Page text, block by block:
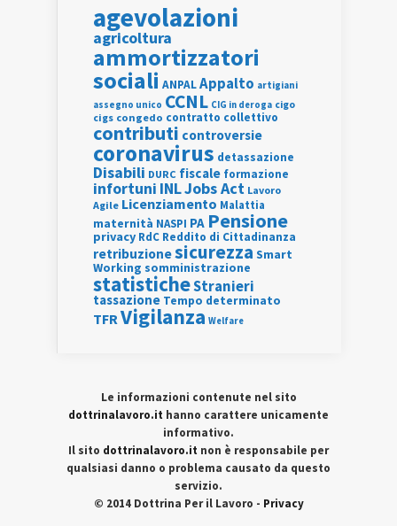
agevolazioni
agricoltura
ammortizzatori
sociali ANPALAppalto artigiani
assegno unico CCNL CIG in deroga cigo
cigs congedo contratto collettivo
contributi controversie
coronavirus detassazione
Disabili DURC fiscale formazione
infortuni INLJobs Act Lavoro
Agile Licenziamento Malattia
maternità NASPI PA Pensione
privacy RdC Reddito di Cittadinanza
retribuzionesicurezza Smart
Working somministrazione
statisticheStranieri
tassazione Tempo determinato
TFRVigilanza Welfare
Le informazioni contenute nel sito
dottrinalavoro.it hanno carattere unicamente
informativo.
Il sito dottrinalavoro.it non è responsabile per
qualsiasi danno o problema causato da questo
servizio.
© 2014 Dottrina Per il Lavoro - Privacy